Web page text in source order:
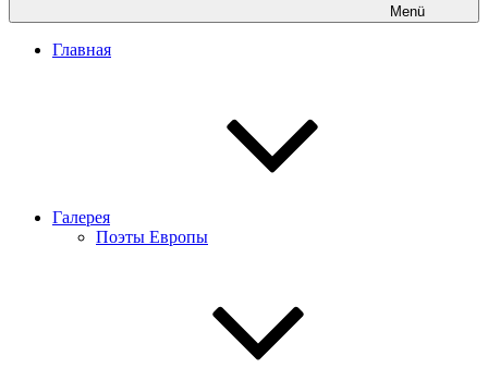
Menü
Главная
Галерея
Поэты Европы